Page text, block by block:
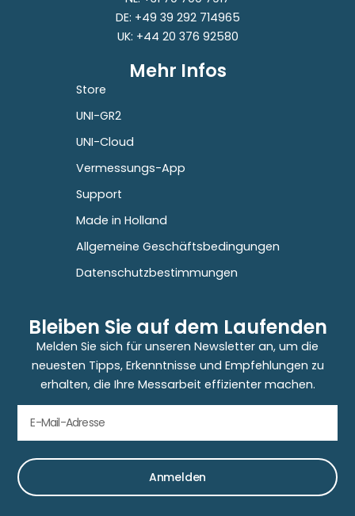
DE: +49 39 292 714965
UK: +44 20 376 92580
Mehr Infos
Store
UNI-GR2
UNI-Cloud
Vermessungs-App
Support
Made in Holland
Allgemeine Geschäftsbedingungen
Datenschutzbestimmungen
Bleiben Sie auf dem Laufenden
Melden Sie sich für unseren Newsletter an, um die
neuesten Tipps, Erkenntnisse und Empfehlungen zu
erhalten, die Ihre Messarbeit effizienter machen.
Anmelden